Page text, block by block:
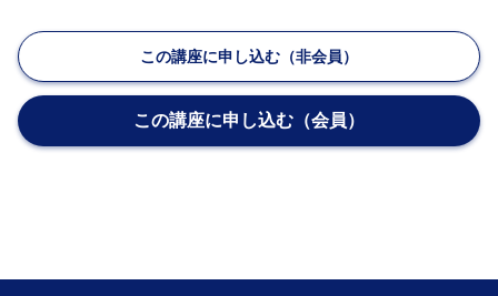
者に適用される規則もしくは条件（以下「細則」とい
う）の制定をすることができるものとします。なお、
J-RECが受講者に適用されるものとして規則又は条件
を本サイトに掲載した場合、その規則又は条件は、主
催者が受講者に通知した細則とみなして、主催者と受
この講座に申し込む（非会員）
この講座に申し込む（会員）